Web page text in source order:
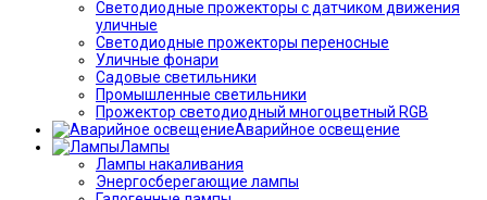
Светодиодные прожекторы с датчиком движения
уличные
Светодиодные прожекторы переносные
Уличные фонари
Садовые светильники
Промышленные светильники
Прожектор светодиодный многоцветный RGB
Аварийное освещение
Лампы
Лампы накаливания
Энергосберегающие лампы